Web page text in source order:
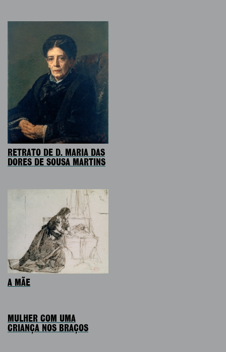
RETRATO DE D. MARIA DAS
DORES DE SOUSA MARTINS
A MÃE
MULHER COM UMA
CRIANÇA NOS BRAÇOS